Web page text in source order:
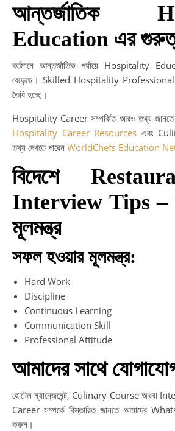
আন্তর্জাতিক
Education এর
বর্তমানে আন্তর্জাতিক পর্যায়ে Hospitality
বেড়েছে। Skilled Hospitality Professional
তৈরি হচ্ছে।
Hospitality Career সম্পর্কিত আরও তথ্য জানতে
Hospitality Career Resources এবং
তথ্য দেখতে পারেন WorldChefs Education
বিদেশে
Interview Tips –
মূলমন্ত্র
সফল হওয়ার মূলমন্ত্র:
Hard Work
Discipline
Continuous Learning
Communication Skill
Professional Attitude
আমাদের সাথে
হোটেল ম্যানেজমেন্ট, Culinary Course
Career সম্পর্কে বিস্তারিত জানতে আমাদের
করুন।